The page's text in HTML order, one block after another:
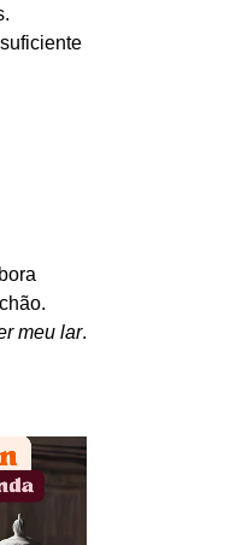
meu lar.